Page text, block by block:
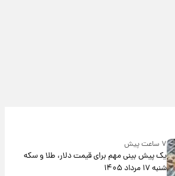
۷ ساعت پیش
یک پیش ‌بینی مهم برای قیمت دلار، طلا و سکه
شنبه ۱۷ مرداد ۱۴۰۵